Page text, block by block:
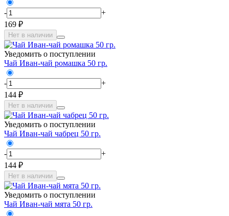
-
+
169 ₽
Нет в наличии
Уведомить о поступлении
Чай Иван-чай ромашка 50 гр.
-
+
144 ₽
Нет в наличии
Уведомить о поступлении
Чай Иван-чай чабрец 50 гр.
-
+
144 ₽
Нет в наличии
Уведомить о поступлении
Чай Иван-чай мята 50 гр.